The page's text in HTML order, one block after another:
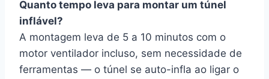
Quanto tempo leva para montar um túnel
inflável?
A montagem leva de 5 a 10 minutos com o
motor ventilador incluso, sem necessidade de
ferramentas — o túnel se auto-infla ao ligar o